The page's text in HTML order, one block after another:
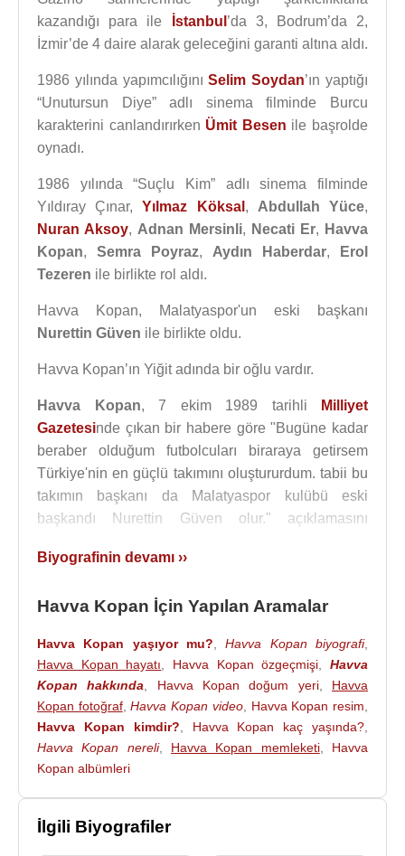
kazandığı para ile
İstanbul ’da 3, Bodrum’da 2,
İzmir’de 4 daire alarak geleceğini garanti altına aldı.
1986 yılında yapımcılığınıSelim Soydan’ın yaptığı
“Unutursun Diye” adlı sinema filminde Burcu
karakterini canlandırırken Ümit Besen ile başrolde
oynadı.
1986 yılında “Suçlu Kim” adlı sinema filminde
Yıldıray Çınar,Yılmaz Köksal , Abdullah Yüce,
Nuran Aksoy, Adnan Mersinli, Necati Er, Havva
Kopan, Semra Poyraz, Aydın Haberdar,
Erol
Tezeren ile birlikte rol aldı.
Havva Kopan, Malatyaspor'un eski başkanı
Nurettin Güven ile birlikte oldu.
Havva Kopan’ın Yiğit adında bir oğlu vardır.
Havva Kopan, 7 ekim 1989 tarihli
Milliyet
Gazetesinde çıkan bir habere göre "Bugüne kadar
beraber olduğum futbolcuları biraraya getirsem
Türkiye'nin en güçlü takımını oluştururdum. tabii bu
takımın başkanı da Malatyaspor kulübü eski
başkandı Nurettin Güven olur." açıklamasını
2002 - Olay Oldu
Filmleri ve Dizileri
1997 - Aşk Çıkmazı (Tv Filmi)
1986 - Suçlu Kim (Sinema Filmi)
1986 - Unutursun Diye (Burcu) (Video)
Kaynak:Biyografiler.com
Biyografinin devamı ››
Havva Kopan İçin Yapılan Aramalar
Havva Kopan yaşıyor mu? ,Havva Kopan biyografi,
Havva Kopan hayatı
Havva Kopan özgeçmişi ,Havva
Kopan hakkında
Havva Kopan doğum yeri, Havva
Kopan fotoğraf,Havva Kopan video, Havva Kopan resim
Havva Kopan kimdir?
Havva Kopan kaç yaşında?
Havva Kopan nereli, Havva Kopan memleketi, Havva
Kopan albümleri
İlgili Biyografiler